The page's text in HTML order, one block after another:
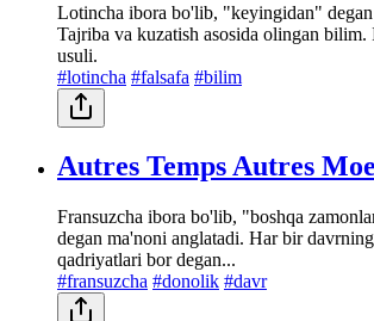
Lotincha ibora bo'lib, "keyingidan"
Tajriba va kuzatish asosida olingan
usuli.
#lotincha #falsafa #bilim
Autres Temps Autres
Fransuzcha ibora bo'lib, "boshqa
degan ma'noni anglatadi. Har bir
qadriyatlari bor degan...
#fransuzcha #donolik #davr